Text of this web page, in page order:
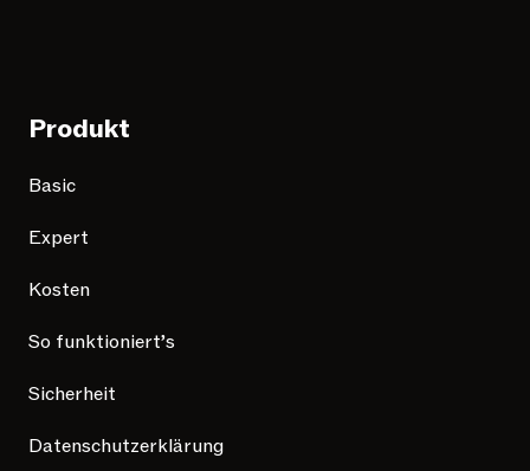
Produkt
Basic
Expert
Kosten
So funktioniert’s
Sicherheit
Datenschutzerklärung